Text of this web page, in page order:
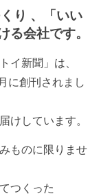
り 、「いい
会社です。
イ新聞」は、
に創刊されまし
けしています。
ものに限りませ
つくった